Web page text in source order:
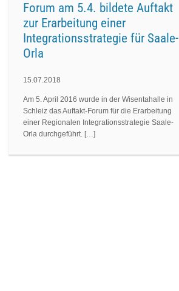
Forum am 5.4. bildete Auftakt
zur Erarbeitung einer
Integrationsstrategie für Saale-
Orla
15.07.2018
Am 5. April 2016 wurde in der Wisentahalle in
Schleiz das Auftakt-Forum für die Erarbeitung
einer Regionalen Integrationsstrategie Saale-
Orla durchgeführt. […]